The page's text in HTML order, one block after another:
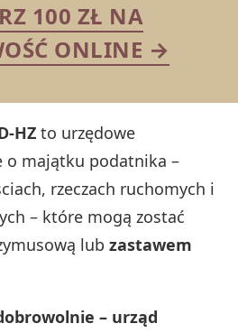
100 ZŁ NA
ONLINE →
to urzędowe
o majątku podatnika –
rzeczach ruchomych i
– które mogą zostać
lubzastawem
– urząd